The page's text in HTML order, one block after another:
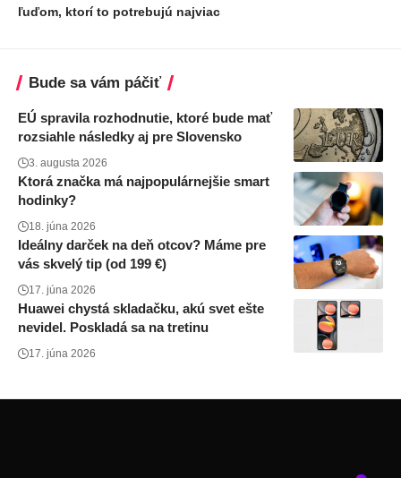
ľuďom, ktorí to potrebujú najviac
Bude sa vám páčiť
EÚ spravila rozhodnutie, ktoré bude mať
rozsiahle následky aj pre Slovensko
3. augusta 2026
Ktorá značka má najpopulárnejšie smart
hodinky?
18. júna 2026
Ideálny darček na deň otcov? Máme pre
vás skvelý tip (od 199 €)
17. júna 2026
Huawei chystá skladačku, akú svet ešte
nevidel. Poskladá sa na tretinu
17. júna 2026